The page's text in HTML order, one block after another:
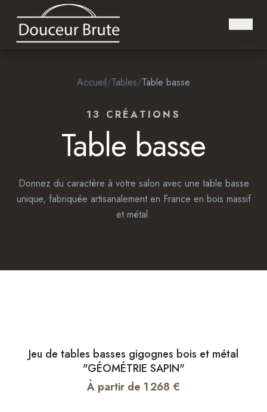
Accueil/Tables/Table basse
13 CRÉATION S
Table basse
Donnez du caractère à votre salon avec une table basse
unique, fabriquée artisanalement en France en bois massif
et métal.
Jeu de tables basses gigognes bois et métal
"GÉOMÉTRIE SAPIN"
À partir de 1 268 €